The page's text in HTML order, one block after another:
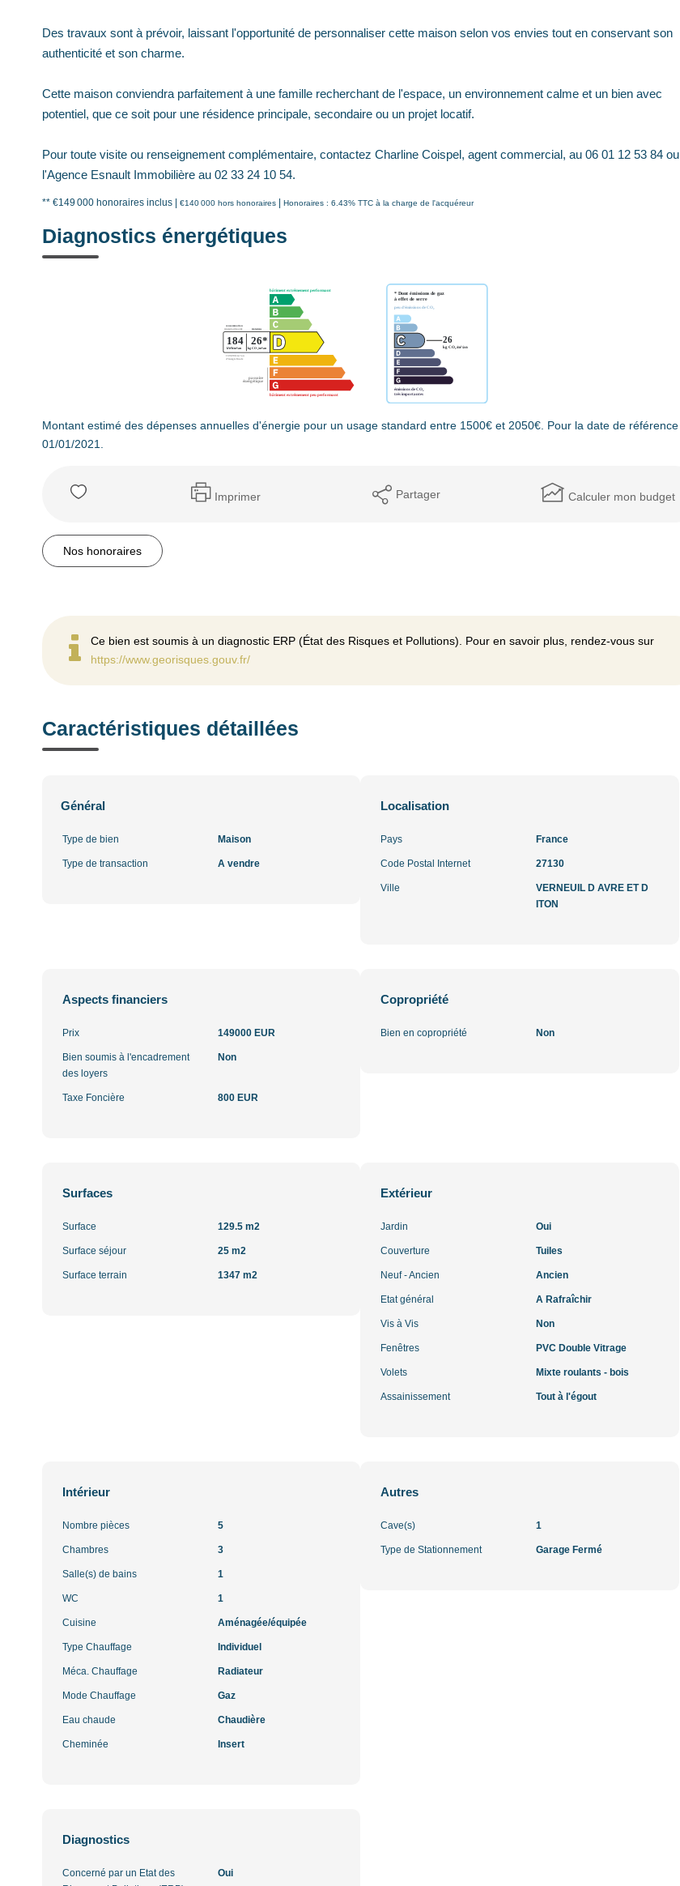
Des travaux sont à prévoir, laissant l'opportunité de personnaliser cette maison selon vos envies tout en conservant son
authenticité et son charme.
Cette maison conviendra parfaitement à une famille recherchant de l'espace, un environnement calme et un bien avec
potentiel, que ce soit pour une résidence principale, secondaire ou un projet locatif.
Pour toute visite ou renseignement complémentaire, contactez Charline Coispel, agent commercial, au 06 01 12 53 84 ou
l'Agence Esnault Immobilière au 02 33 24 10 54.
** €149 000 honoraires inclus €140 000 hors honoraires Honoraires : 6.43% TTC à la charge de l'acquéreur
Diagnostics énergétiques
Montant estimé des dépenses annuelles d'énergie pour un usage standard entre 1500€ et 2050€. Pour la date de référence
01/01/2021.
Imprimer Partager Calculer mon budget
Nos honoraires
Ce bien est soumis à un diagnostic ERP (État des Risques et Pollutions). Pour en savoir plus, rendez-vous sur
https://www.georisques.gouv.fr/
Caractéristiques détaillées
Général
Type de bien Maison
Type de transaction A vendre
Localisation
Pays France
Code Postal Internet 27130
Ville
VERNEUIL D AVRE ET D
ITON
Aspects financiers
Prix 149000 EUR
Bien soumis à l'encadrement
des loyers
Non
Taxe Foncière 800 EUR
Copropriété
Bien en copropriété Non
Surfaces
Surface 129.5 m2
Surface séjour 25 m2
Surface terrain 1347 m2
Extérieur
Jardin Oui
Couverture Tuiles
Neuf - Ancien Ancien
Etat général A Rafraîchir
Vis à Vis Non
Fenêtres PVC Double Vitrage
Volets Mixte roulants - bois
Assainissement Tout à l'égout
Intérieur
Nombre pièces 5
Chambres 3
Salle(s) de bains 1
WC 1
Cuisine Aménagée/équipée
Type Chauffage Individuel
Méca. Chauffage Radiateur
Mode Chauffage Gaz
Eau chaude Chaudière
Cheminée Insert
Autres
Cave(s) 1
Type de Stationnement Garage Fermé
Diagnostics
Concerné par un Etat des
Oui